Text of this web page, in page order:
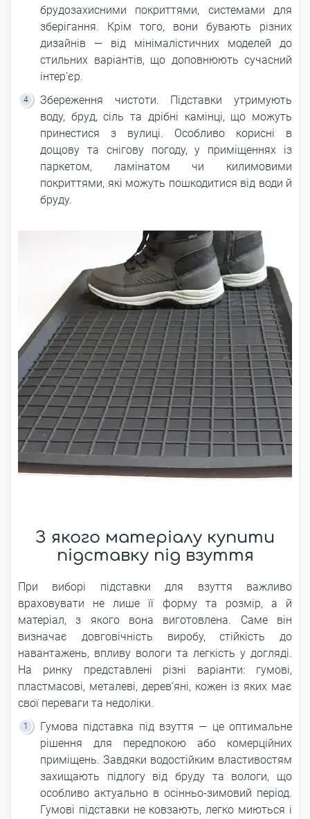
брудозахисними покриттями, системами для
зберігання. Крім того, вони бувають різних
дизайнів ― від мінімалістичних моделей до
стильних варіантів, що доповнюють сучасний
інтер’єр.
Збереження чистоти. Підставки утримують
воду, бруд, сіль та дрібні камінці, що можуть
принестися з вулиці. Особливо корисні в
дощову та снігову погоду, у приміщеннях із
паркетом, ламінатом чи килимовими
покриттями, які можуть пошкодитися від води й
бруду.
З якого матеріалу купити
підставку під взуття
При виборі підставки для взуття важливо
враховувати не лише її форму та розмір, а й
матеріал, з якого вона виготовлена. Саме він
визначає довговічність виробу, стійкість до
навантажень, впливу вологи та легкість у догляді.
На ринку представлені різні варіанти: гумові,
пластмасові, металеві, дерев’яні, кожен із яких має
свої переваги та недоліки.
Гумова підставка під взуття ― це оптимальне
рішення для передпокою або комерційних
приміщень. Завдяки водостійким властивостям
захищають підлогу від бруду та вологи, що
особливо актуально в осінньо-зимовий період.
Гумові підставки не ковзають, легко миються і